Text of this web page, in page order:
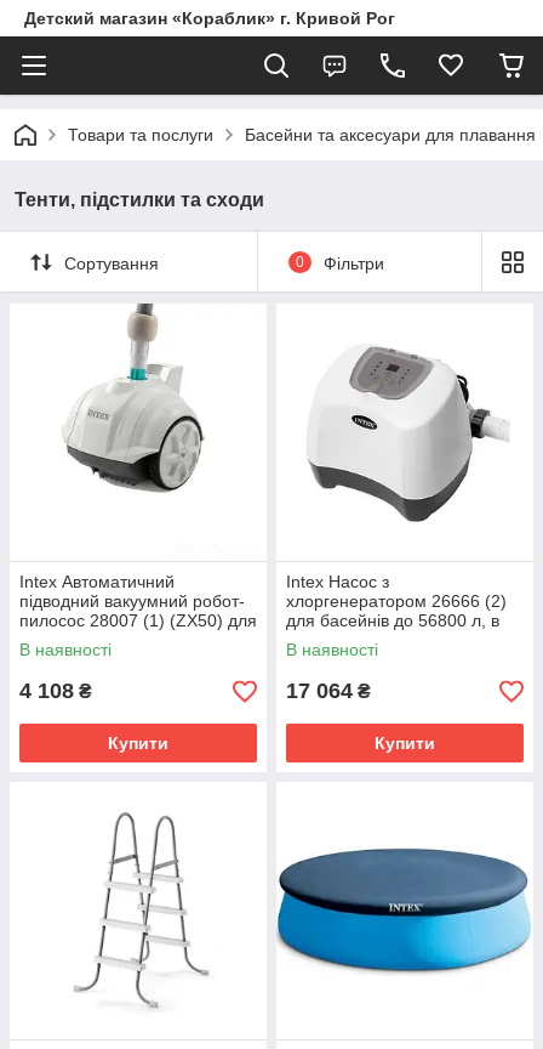
Детский магазин «Кораблик» г. Кривой Рог
Товари та послуги Басейни та аксесуари для плавання
Тенти, підстилки та сходи
Сортування 0 Фільтри
Intex Автоматичний
підводний вакуумний робот-
пилосос 28007 (1) (ZX50) для
очищення дна басейнів,
працює від фільтру насоса
В наявності
4 108 ₴
Купити
Intex Насос з
хлоргенератором 26666 (2)
для басейнів до 56800 л, в
коробці
В наявності
17 064 ₴
Купити